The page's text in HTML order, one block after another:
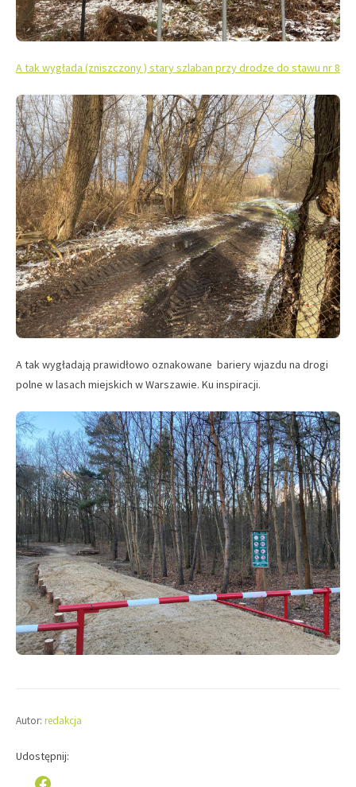
A tak wygłada (zniszczony ) stary szlaban przy drodze do stawu nr 8
A tak wygładają prawidłowo oznakowane bariery wjazdu na drogi
polne w lasach miejskich w Warszawie. Ku inspiracji.
Autor: redakcja
Udostępnij: